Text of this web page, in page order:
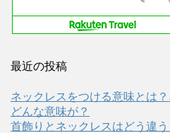
最近の投稿
ネックレスをつける意味とは
どんな意味が？
首飾りとネックレスはどう違